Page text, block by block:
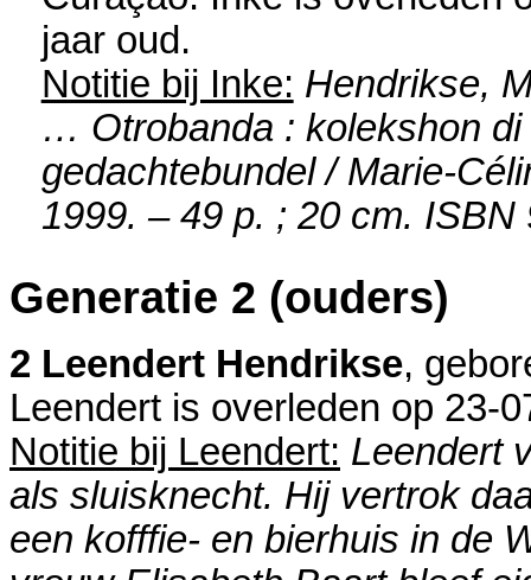
jaar oud.
Notitie bij Inke: Hendrikse,
… Otrobanda : kolekshon
gedachtebundel / Marie-
1999. – 49 p. ; 20 cm. ISBN
Generatie 2 (ouders)
2 Leendert Hendrikse,
Leendert is overleden op 23-
Notitie bij Leendert: Leendert
als sluisknecht. Hij vertrok
een kofffie- en bierhuis in de